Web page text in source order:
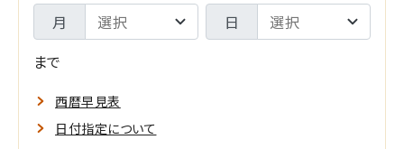
検
索
範
囲
間
T
O
月
日
まで
西暦早見表
日付指定について